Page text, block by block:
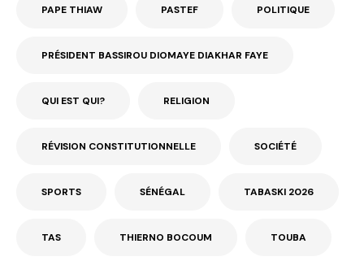
PAPE THIAW PASTEF POLITIQUE
PRÉSIDENT BASSIROU DIOMAYE DIAKHAR FAYE
QUI EST QUI? RELIGION
RÉVISION CONSTITUTIONNELLE SOCIÉTÉ
SPORTS SÉNÉGAL TABASKI 2026
TAS THIERNO BOCOUM TOUBA